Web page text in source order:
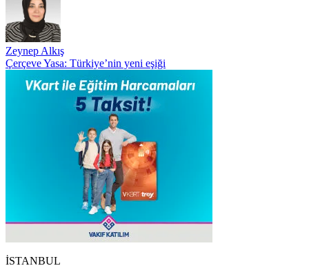
Zeynep Alkış
Çerçeve Yasa: Türkiye’nin yeni eşiği
İSTANBUL